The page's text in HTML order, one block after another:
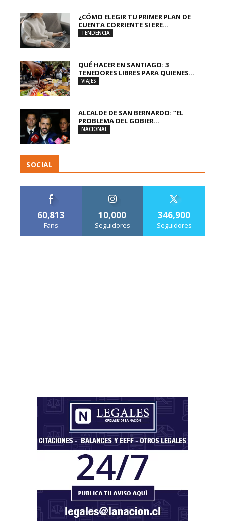
¿CÓMO ELEGIR TU PRIMER PLAN DE
CUENTA CORRIENTE SI ERE...
TENDENCIA
QUÉ HACER EN SANTIAGO: 3
TENEDORES LIBRES PARA QUIENES...
VIAJES
ALCALDE DE SAN BERNARDO: “EL
PROBLEMA DEL GOBIER...
NACIONAL
SOCIAL
60,813
Fans
10,000
Seguidores
346,900
Seguidores